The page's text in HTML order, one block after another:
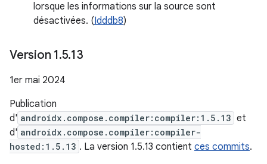
lorsque les informations sur la source sont
désactivées. (Idddb8)
Version 1.5.13
1er mai 2024
Publication
d' androidx.compose.compiler:compiler:1.5.13 et
d' androidx.compose.compiler:compiler-
hosted:1.5.13 . La version 1.5.13 contient ces commits.